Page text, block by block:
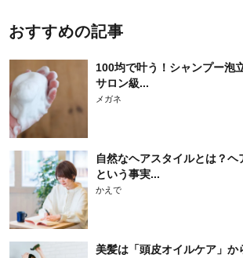
おすすめの記事
100均で叶う！シャンプー泡
サロン級...
メガネ
自然なヘアスタイルとは？ヘ
という事実...
かえで
美髪は「頭皮オイルケア」か